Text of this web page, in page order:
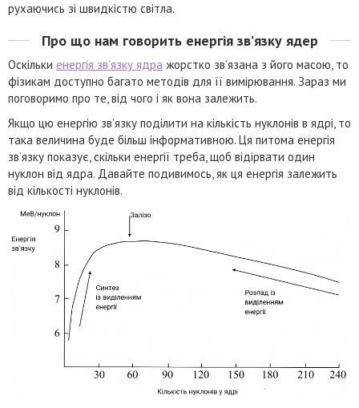
рухаючись зі швидкістю світла.
Про що нам говорить енергія зв’язку ядер
Оскільки енергія зв’язку ядра жорстко зв’язана з його масою, то
фізикам доступно багато методів для її вимірювання. Зараз ми
поговоримо про те, від чого і як вона залежить.
Якщо цю енергію зв’язку поділити на кількість нуклонів в ядрі, то
така величина буде більш інформативною. Ця питома енергія
зв’язку показує, скільки енергії треба, щоб відірвати один
нуклон від ядра. Давайте подивимось, як ця енергія залежить
від кількості нуклонів.